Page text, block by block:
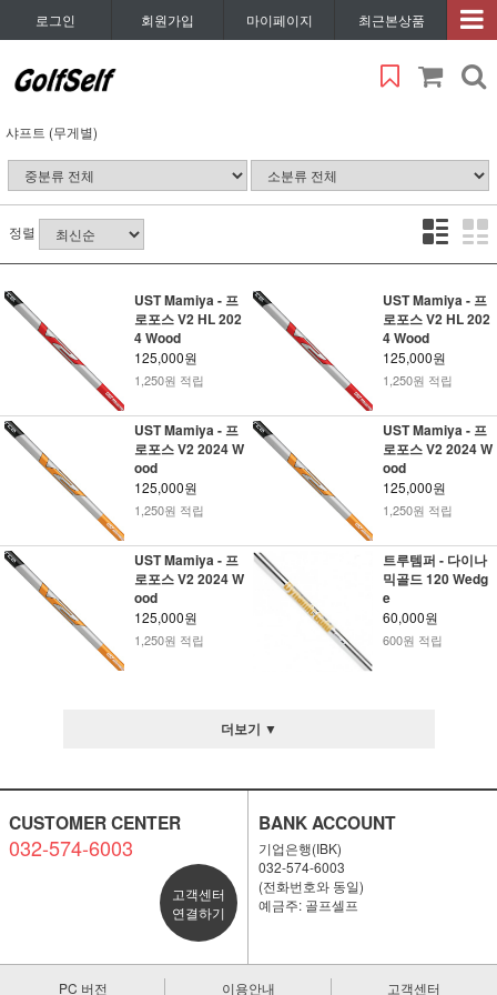
로그인 회원가입 마이페이지 최근본상품
샤프트 (무게별)
정렬
UST Mamiya - 프
로포스 V2 HL 202
4 Wood
125,000원
1,250원 적립
UST Mamiya - 프
로포스 V2 HL 202
4 Wood
125,000원
1,250원 적립
UST Mamiya - 프
로포스 V2 2024 W
ood
125,000원
1,250원 적립
UST Mamiya - 프
로포스 V2 2024 W
ood
125,000원
1,250원 적립
UST Mamiya - 프
로포스 V2 2024 W
ood
125,000원
1,250원 적립
트루템퍼 - 다이나
믹골드 120 Wedg
e
60,000원
600원 적립
더보기 ▼
CUSTOMER CENTER
032-574-6003
고객센터
연결하기
BANK ACCOUNT
기업은행(IBK)
032-574-6003
(전화번호와 동일)
예금주: 골프셀프
PC 버전 이용안내 고객센터